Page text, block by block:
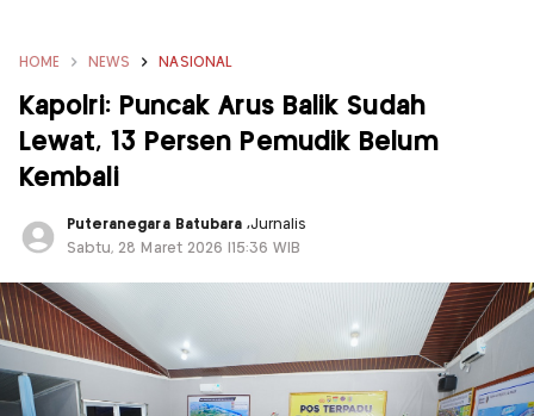
HOME NEWS NASIONAL
Kapolri: Puncak Arus Balik Sudah
Lewat, 13 Persen Pemudik Belum
Kembali
Puteranegara Batubara,Jurnalis
Sabtu, 28 Maret 2026 |15:36 WIB